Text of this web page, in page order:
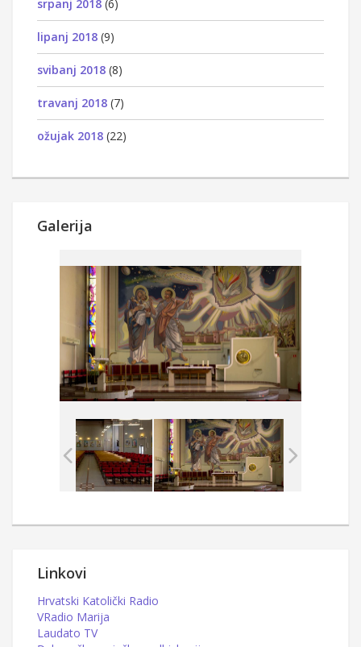
srpanj 2018 (6)
lipanj 2018 (9)
svibanj 2018 (8)
travanj 2018 (7)
ožujak 2018 (22)
Galerija
Linkovi
Hrvatski Katolički Radio
VRadio Marija
Laudato TV